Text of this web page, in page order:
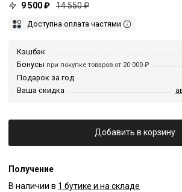
9 500 ₽ 14 550 ₽
Доступна оплата частями
Кэшбэк
Бонусы при покупке товаров от 20 000 ₽
Подарок за год
Ваша скидка
Добавить в корзину
Получение
В наличии в 1 бутике и на складе